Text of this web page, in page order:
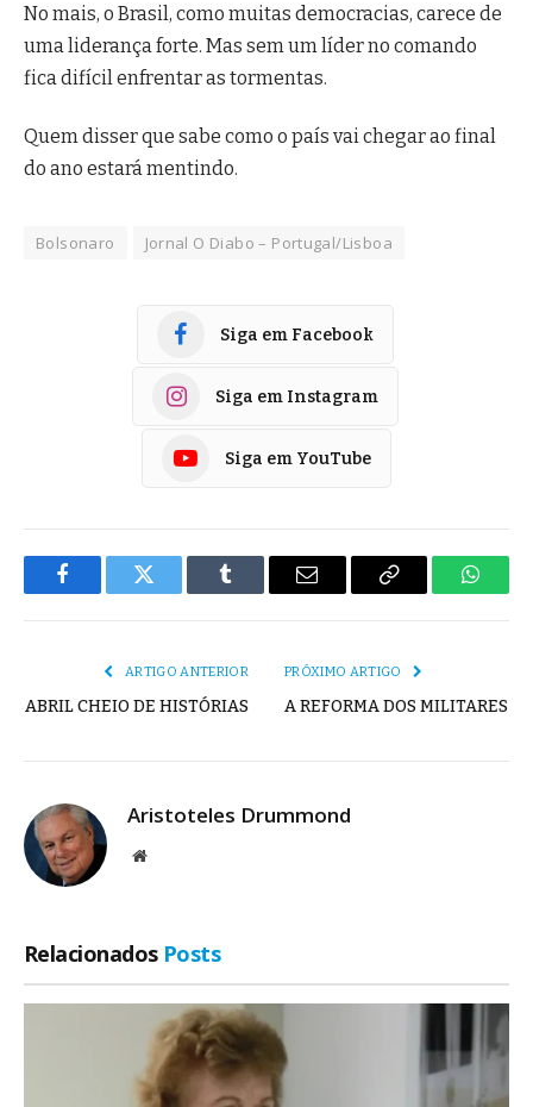
No mais, o Brasil, como muitas democracias, carece de
uma liderança forte. Mas sem um líder no comando
fica difícil enfrentar as tormentas.
Quem disser que sabe como o país vai chegar ao final
do ano estará mentindo.
Bolsonaro Jornal O Diabo – Portugal/Lisboa
Siga em Facebook
Siga em Instagram
Siga em YouTube
FacebookTwitter Tumblr
E-
Copiar
ARTIGO ANTERIOR
ABRIL CHEIO DE HISTÓRIAS
PRÓXIMO ARTIGO
A REFORMA DOS MILITARES
Aristoteles Drummond
Site
Relacionados Posts